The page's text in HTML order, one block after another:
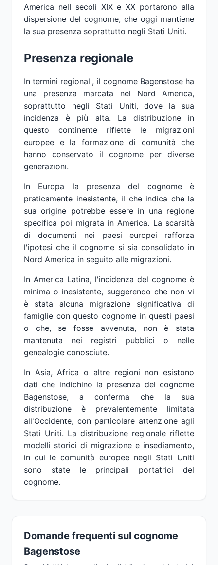
America nelI secoli XIX e XX portarono alla
dispersione del cognome, che oggi mantiene
la sua presenza soprattutto negli Stati Uniti.
Presenza regionale
In termini regionali, il cognome Bagenstose ha
una presenza marcata nel Nord America,
soprattutto negli Stati Uniti, dove la sua
incidenza è più alta. La distribuzione in
questo continente riflette le migrazioni
europee e la formazione di comunità che
hanno conservato il cognome per diverse
generazioni.
In Europa la presenza del cognome è
praticamente inesistente, il che indica che la
sua origine potrebbe essere in una regione
specifica poi migrata in America. La scarsità
di documenti nei paesi europei rafforza
l'ipotesi che il cognome si sia consolidato in
Nord America in seguito alle migrazioni.
In America Latina, l'incidenza del cognome è
minima o inesistente, suggerendo che non vi
è stata alcuna migrazione significativa di
famiglie con questo cognome in questi paesi
o che, se fosse avvenuta, non è stata
mantenuta nei registri pubblici o nelle
genealogie conosciute.
In Asia, Africa o altre regioni non esistono
dati che indichino la presenza del cognome
Bagenstose, a conferma che la sua
distribuzione è prevalentemente limitata
all'Occidente, con particolare attenzione agli
Stati Uniti. La distribuzione regionale riflette
modelli storici di migrazione e insediamento,
in cui le comunità europee negli Stati Uniti
sono state le principali portatrici del
cognome.
Domande frequenti sul cognome
Bagenstose